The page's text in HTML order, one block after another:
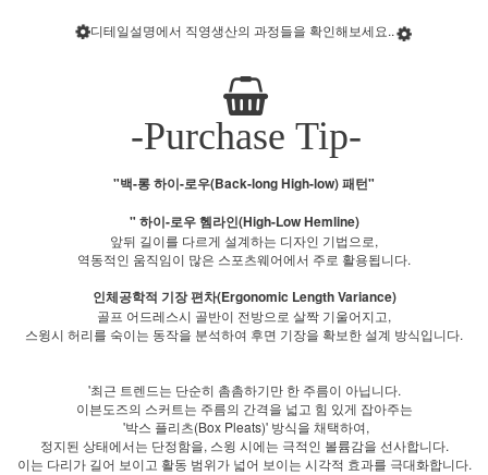
디테일설명에서 직영생산의 과정들을 확인해보세요..
-Purchase Tip-
"백-롱 하이-로우(Back-long High-low) 패턴"
" 하이-로우 헴라인(High-Low Hemline)
앞뒤 길이를 다르게 설계하는 디자인 기법으로,
역동적인 움직임이 많은 스포츠웨어에서 주로 활용됩니다.
인체공학적 기장 편차(Ergonomic Length Variance)
골프 어드레스시 골반이 전방으로 살짝 기울어지고,
스윙시 허리를 숙이는 동작을 분석하여 후면 기장을 확보한 설계 방식입니다.
'최근 트렌드는 단순히 촘촘하기만 한 주름이 아닙니다.
이븐도즈의 스커트는 주름의 간격을 넓고 힘 있게 잡아주는
'박스 플리츠(Box Pleats)' 방식을 채택하여,
정지된 상태에서는 단정함을, 스윙 시에는 극적인 볼륨감을 선사합니다.
이는 다리가 길어 보이고 활동 범위가 넓어 보이는 시각적 효과를 극대화합니다.